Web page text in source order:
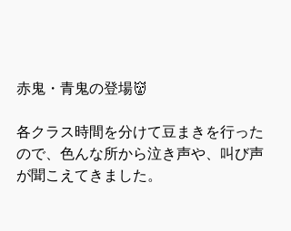
赤鬼・青鬼の登場👹
各クラス時間を分けて豆まきを行った
ので、色んな所から泣き声や、叫び声
が聞こえてきました。